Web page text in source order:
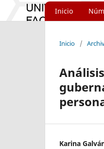
Inicio
Inicio /
Karina